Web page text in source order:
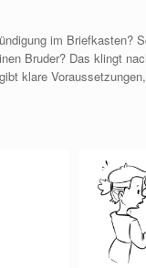
im Briefkasten?
Bruder? Das klingt
klare